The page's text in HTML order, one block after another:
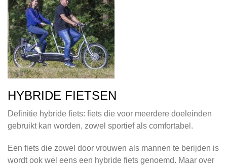
HYBRIDE FIETSEN
Definitie hybride fiets: fiets die voor meerdere doeleinden
gebruikt kan worden, zowel sportief als comfortabel.
Een fiets die zowel door vrouwen als mannen te berijden is
wordt ook wel eens een hybride fiets genoemd. Maar over